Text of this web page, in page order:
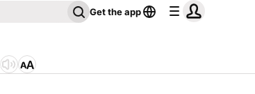
Get the app